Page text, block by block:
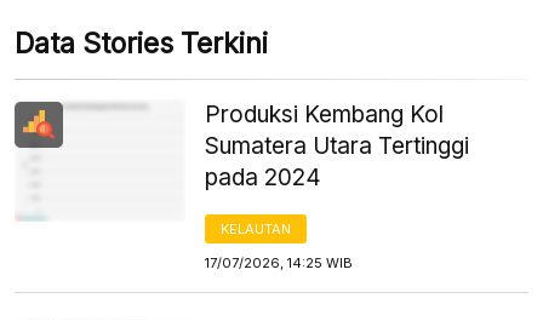
Data Stories Terkini
Produksi Kembang Kol
Sumatera Utara Tertinggi
pada 2024
KELAUTAN
17/07/2026, 14:25 WIB